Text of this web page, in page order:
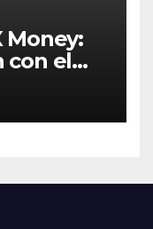
Money:
con el